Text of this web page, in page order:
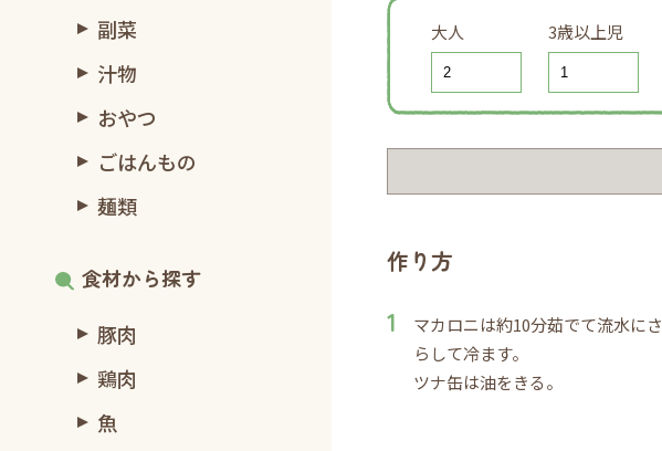
副菜
汁物
おやつ
ごはんもの
麺類
食材から探す
豚肉
鶏肉
魚
大人 3歳以上児
作り方
マカロニは約10分茹でて流水にさ
らして冷ます。
ツナ缶は油をきる。